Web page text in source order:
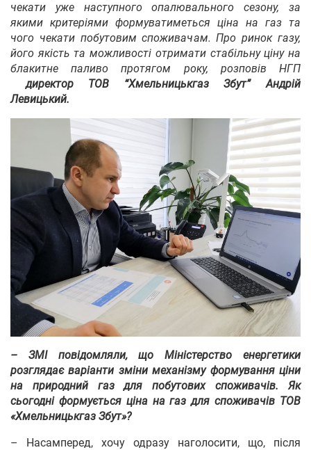
чекати уже наступного опалювального сезону, за
якими критеріями формуватиметься ціна на газ та
чого чекати побутовим споживачам. Про ринок газу,
його якість та можливості отримати стабільну ціну на
блакитне паливо протягом року, розповів НГП
директор ТОВ “Хмельницькгаз Збут” Андрій
Левицький.
– ЗМІ повідомляли, що Міністерство енергетики
розглядає варіанти зміни механізму формування ціни
на природний газ для побутових споживачів. Як
сьогодні формується ціна на газ для споживачів ТОВ
«Хмельницькгаз Збут»?
– Насамперед, хочу одразу наголосити, що, після